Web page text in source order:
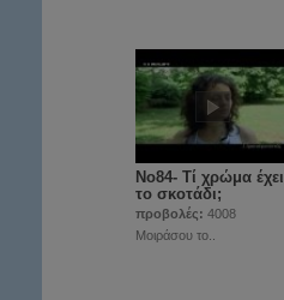
Νο84- Τί χρώμα έχει
το σκοτάδι;
προβολές: 4008
Μοιράσου το..